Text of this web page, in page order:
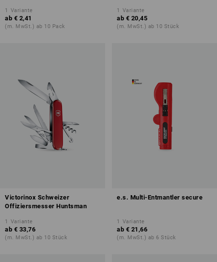
1 Variante
ab € 2,41
(m. MwSt.) ab 10 Pack
1 Variante
ab € 20,45
(m. MwSt.) ab 10 Stück
Victorinox Schweizer
Offiziersmesser Huntsman
1 Variante
ab € 33,76
(m. MwSt.) ab 10 Stück
e.s. Multi-Entmantler secure
1 Variante
ab € 21,66
(m. MwSt.) ab 6 Stück